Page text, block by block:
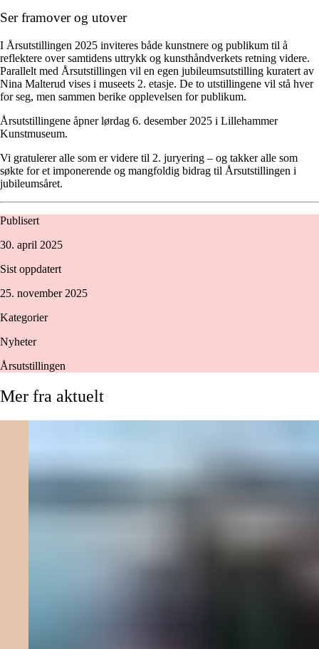
Ser framover og utover
I Årsutstillingen 2025 inviteres både kunstnere og publikum til å
reflektere over samtidens uttrykk og kunsthåndverkets retning videre.
Parallelt med Årsutstillingen vil en egen jubileumsutstilling kuratert av
Nina Malterud vises i museets 2. etasje. De to utstillingene vil stå hver
for seg, men sammen berike opplevelsen for publikum.
Årsutstillingene åpner lørdag 6. desember 2025 i Lillehammer
Kunstmuseum.
Vi gratulerer alle som er videre til 2. juryering – og takker alle som
søkte for et imponerende og mangfoldig bidrag til Årsutstillingen i
jubileumsåret.
Publisert
30. april 2025
Sist oppdatert
25. november 2025
Kategorier
Nyheter
Årsutstillingen
Mer fra aktuelt